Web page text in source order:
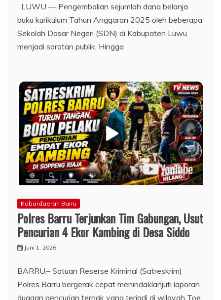
LUWU — Pengembalian sejumlah dana belanja
buku kurikulum Tahun Anggaran 2025 oleh beberapa
Sekolah Dasar Negeri (SDN) di Kabupaten Luwu
menjadi sorotan publik. Hingga
Kabardaerah Barru
​Polres Barru Terjunkan Tim Gabungan, Usut
Pencurian 4 Ekor Kambing di Desa Siddo
Juni 1, 2026
BARRU,– Satuan Reserse Kriminal (Satreskrim)
Polres Barru bergerak cepat menindaklanjuti laporan
dugaan pencurian ternak yang terjadi di wilayah Toe,